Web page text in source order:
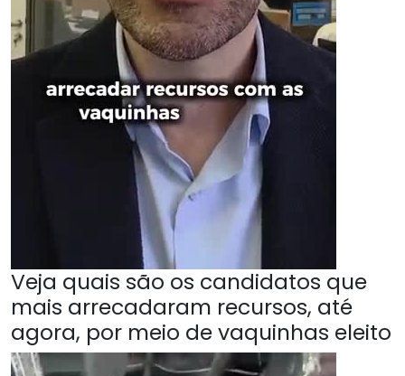
Veja quais são os candidatos que
mais arrecadaram recursos, até
agora, por meio de vaquinhas eleito